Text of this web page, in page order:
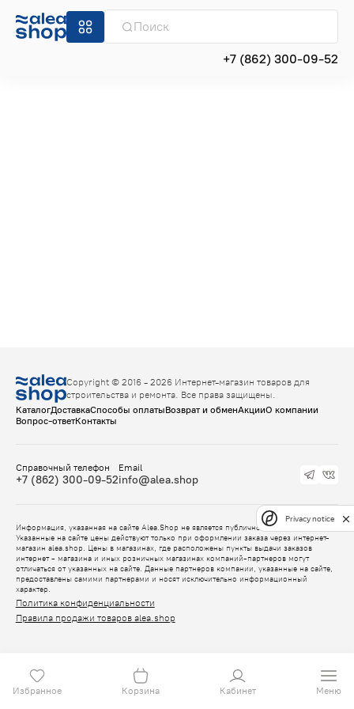
+7 (862) 300-09-52
Избранное Корзина Кабинет Меню
Copyright © 2016 - 2026 Интернет-магазин товаров для
строительства и ремонта. Все права защищены.
КаталогДоставкаСпособы оплатыВозврат и обменАкцииО компании
Вопрос-ответКонтакты
Справочный телефон
+7 (862) 300-09-52
Email
info@alea.shop
Информация, указанная на сайте Alea.Shop не является публичной офертой.
Указанные на сайте цены действуют только при оформлении заказа через интернет-
магазин alea.shop. Цены в магазинах, где расположены пункты выдачи заказов
интернет - магазина и иных розничных магазинах компаний-партнеров могут
отличаться от указанных на сайте. Данные партнеров компании, указанные на сайте,
предоставлены самими партнерами и носят исключительно информационный
характер.
Политика конфиденциальности
Правила продажи товаров alea.shop
Privacy notice